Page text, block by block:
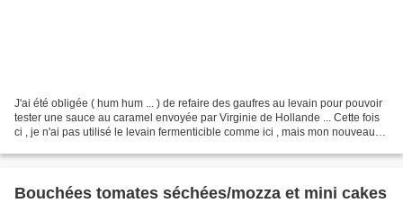
J'ai été obligée ( hum hum ... ) de refaire des gaufres au levain pour pouvoir
tester une sauce au caramel envoyée par Virginie de Hollande ... Cette fois
ci , je n'ai pas utilisé le levain fermenticible comme ici , mais mon nouveau
Bouchées tomates séchées/mozza et mini cakes